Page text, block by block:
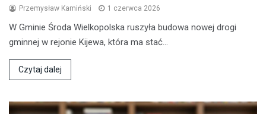
Przemysław Kamiński 1 czerwca 2026
W Gminie Środa Wielkopolska ruszyła budowa nowej drogi
gminnej w rejonie Kijewa, która ma stać…
Czytaj dalej